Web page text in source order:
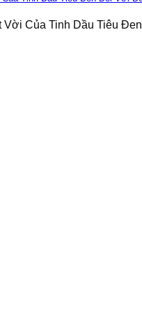
Vời Của Tinh Dầu Tiêu